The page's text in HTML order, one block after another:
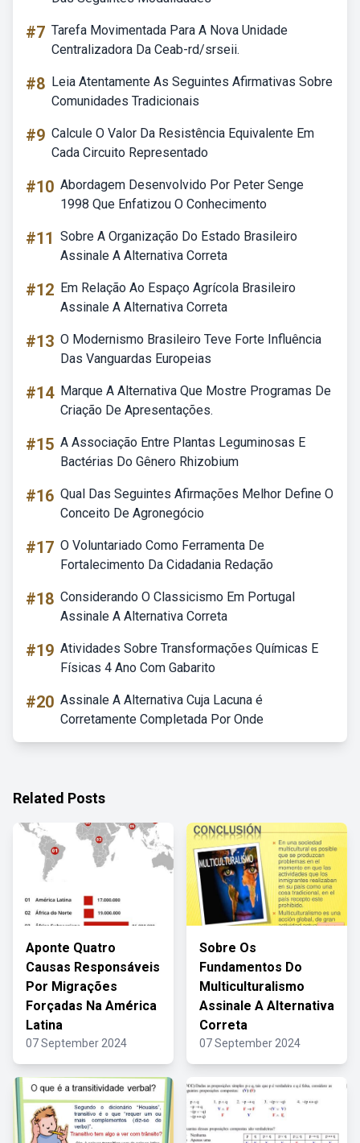
#7 Tarefa Movimentada Para A Nova Unidade
Centralizadora Da Ceab-rd/srseii.
#8 Leia Atentamente As Seguintes Afirmativas Sobre
Comunidades Tradicionais
#9 Calcule O Valor Da Resistência Equivalente Em
Cada Circuito Representado
#10 Abordagem Desenvolvido Por Peter Senge
1998 Que Enfatizou O Conhecimento
#11 Sobre A Organização Do Estado Brasileiro
Assinale A Alternativa Correta
#12 Em Relação Ao Espaço Agrícola Brasileiro
Assinale A Alternativa Correta
#13 O Modernismo Brasileiro Teve Forte Influência
Das Vanguardas Europeias
#14 Marque A Alternativa Que Mostre Programas De
Criação De Apresentações.
#15 A Associação Entre Plantas Leguminosas E
Bactérias Do Gênero Rhizobium
#16 Qual Das Seguintes Afirmações Melhor Define O
Conceito De Agronegócio
#17 O Voluntariado Como Ferramenta De
Fortalecimento Da Cidadania Redação
#18 Considerando O Classicismo Em Portugal
Assinale A Alternativa Correta
#19 Atividades Sobre Transformações Químicas E
Físicas 4 Ano Com Gabarito
#20 Assinale A Alternativa Cuja Lacuna é
Corretamente Completada Por Onde
Related Posts
Aponte Quatro
Causas Responsáveis
Por Migrações
Forçadas Na América
Latina
07 September 2024
Sobre Os
Fundamentos Do
Multiculturalismo
Assinale A Alternativa
Correta
07 September 2024